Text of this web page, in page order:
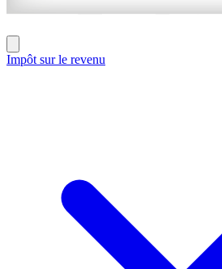
Impôt sur le revenu